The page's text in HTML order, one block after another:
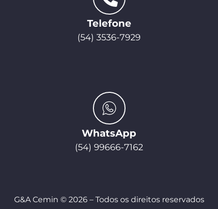
Telefone
(54) 3536-7929
WhatsApp
(54) 99666-7162
G&A Cemin © 2026 – Todos os direitos reservados